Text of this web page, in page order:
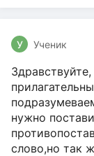
У Ученик
нужно
слово,но так